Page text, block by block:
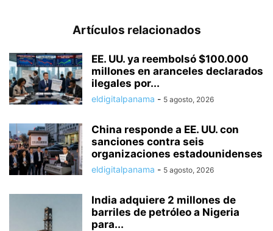
Artículos relacionados
EE. UU. ya reembolsó $100.000
millones en aranceles declarados
ilegales por...
eldigitalpanama - 5 agosto, 2026
China responde a EE. UU. con
sanciones contra seis
organizaciones estadounidenses
eldigitalpanama - 5 agosto, 2026
India adquiere 2 millones de
barriles de petróleo a Nigeria
para...